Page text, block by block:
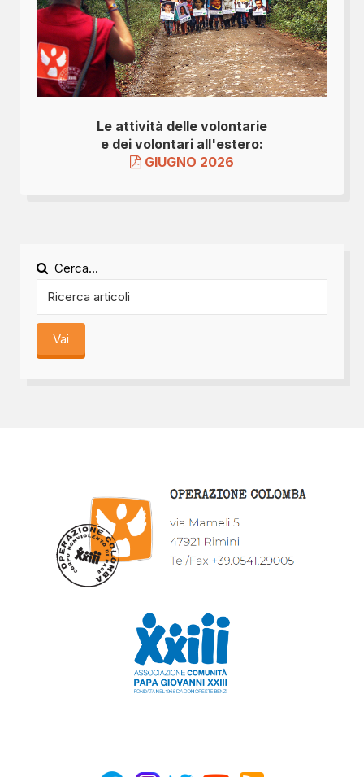
Le attività delle volontarie
e dei volontari all'estero:
GIUGNO 2026
Cerca...
Vai